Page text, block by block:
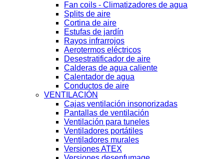
Fan coils - Climatizadores de agua
Splits de aire
Cortina de aire
Estufas de jardín
Rayos infrarrojos
Aerotermos eléctricos
Desestratificador de aire
Calderas de agua caliente
Calentador de agua
Conductos de aire
VENTILACIÓN
Cajas ventilación insonorizadas
Pantallas de ventilación
Ventilación para tuneles
Ventiladores portátiles
Ventiladores murales
Versiones ATEX